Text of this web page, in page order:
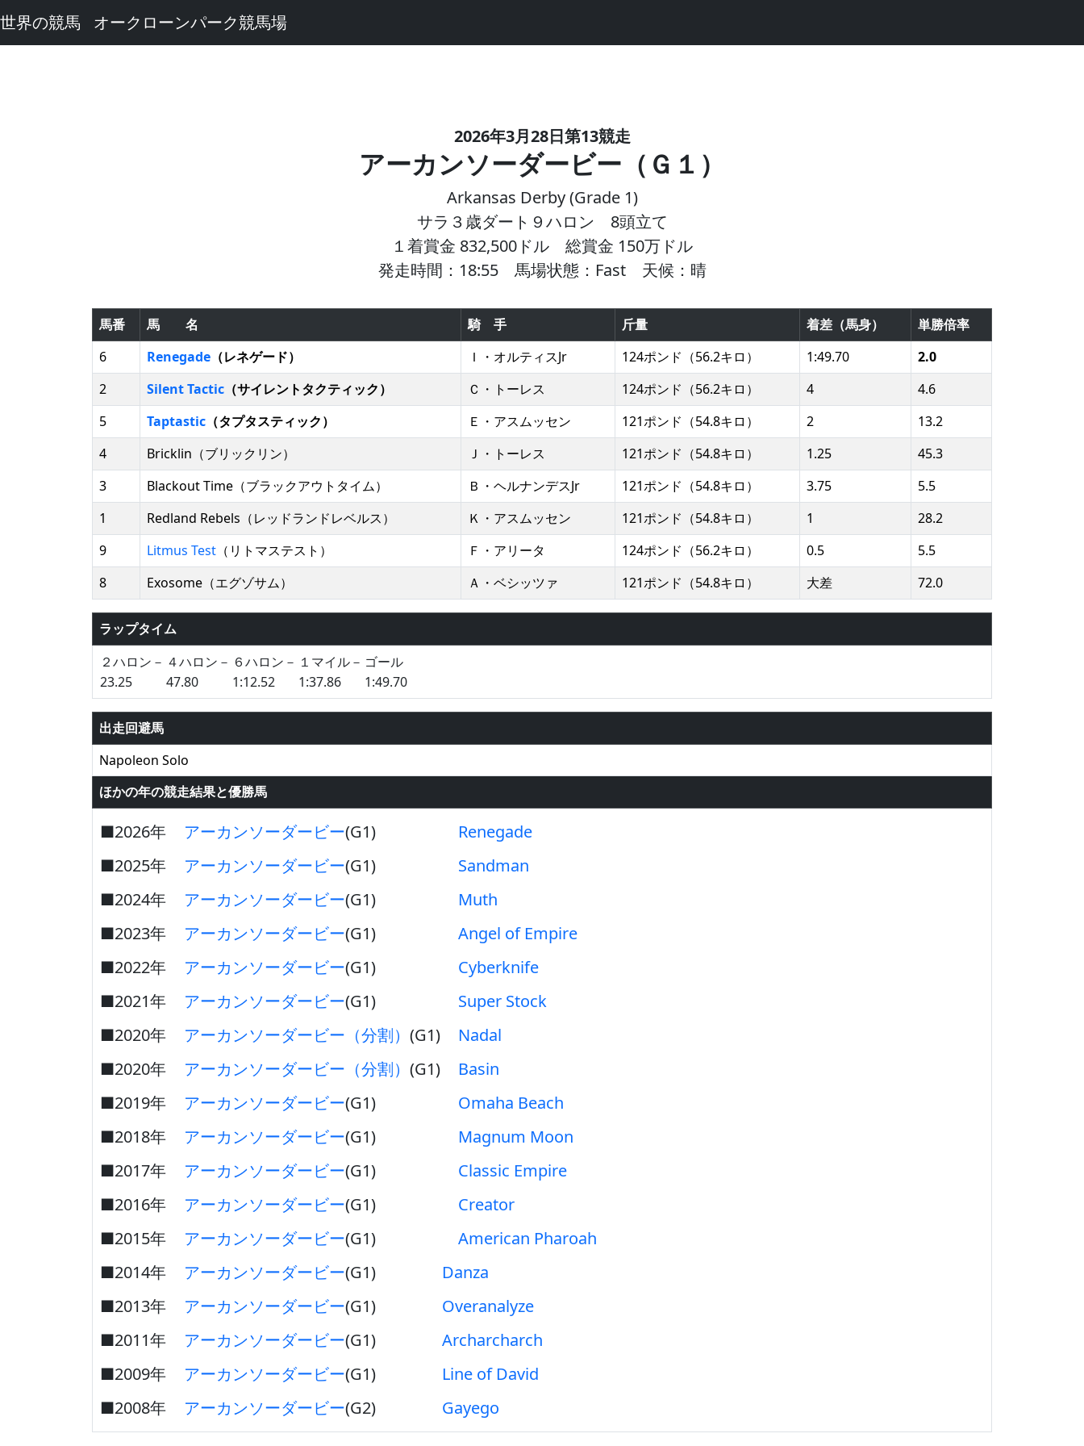
世界の競馬 オークローンパーク競馬場
2026年3月28日第13競走
アーカンソーダービー（Ｇ１）
Arkansas Derby (Grade 1)
サラ３歳ダート９ハロン 8頭立て
１着賞金 832,500ドル 総賞金 150万ドル
発走時間：18:55 馬場状態：Fast 天候：晴
馬番 馬 名 騎 手 斤量 着差（馬身）
単勝倍率
6
Renegade （レネゲード） Ｉ・オルティスJr 124ポンド（56.2キロ） 1:49.70
2.0
2
Silent Tactic （サイレントタクティック） Ｃ・トーレス 124ポンド（56.2キロ） 4
4.6
5
Taptastic （タプタスティック） Ｅ・アスムッセン 121ポンド（54.8キロ） 2
13.2
4
Bricklin（ブリックリン） Ｊ・トーレス 121ポンド（54.8キロ） 1.25
45.3
3
Blackout Time（ブラックアウトタイム） Ｂ・ヘルナンデスJr 121ポンド（54.8キロ） 3.75
5.5
1
Redland Rebels（レッドランドレベルス） Ｋ・アスムッセン 121ポンド（54.8キロ） 1
28.2
9
Litmus Test （リトマステスト） Ｆ・アリータ 124ポンド（56.2キロ） 0.5
5.5
8
Exosome（エグゾサム） Ａ・ベシッツァ 121ポンド（54.8キロ） 大差 72.0
ラップタイム
２ハロン－ ４ハロン－ ６ハロン－ １マイル－ ゴール
23.25
47.80 1:12.52 1:37.86 1:49.70
出走回避馬
Napoleon Solo
ほかの年の競走結果と優勝馬
■2026年 アーカンソーダービー(G1)
Renegade
■2025年
アーカンソーダービー(G1)
Sandman
■2024年
アーカンソーダービー(G1)
Muth
■2023年
アーカンソーダービー(G1)
Angel of Empire
■2022年
アーカンソーダービー(G1)
Cyberknife
■2021年
アーカンソーダービー(G1)
Super Stock
■2020年
アーカンソーダービー（分割） (G1)
Nadal
■2020年
アーカンソーダービー（分割） (G1)
Basin
■2019年
アーカンソーダービー(G1)
Omaha Beach
■2018年
アーカンソーダービー(G1)
Magnum Moon
■2017年
アーカンソーダービー(G1)
Classic Empire
■2016年
アーカンソーダービー(G1)
Creator
■2015年
アーカンソーダービー(G1)
American Pharoah
■2014年
アーカンソーダービー(G1)
Danza
■2013年
アーカンソーダービー(G1)
Overanalyze
■2011年
アーカンソーダービー(G1)
Archarcharch
■2009年
アーカンソーダービー(G1)
Line of David
■2008年
アーカンソーダービー(G2) Gayego